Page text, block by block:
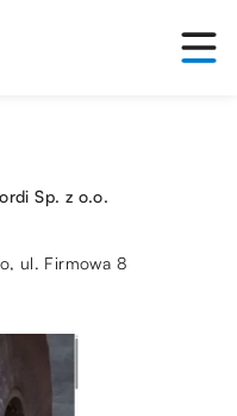
Sp. z o.o.
ul. Firmowa 8